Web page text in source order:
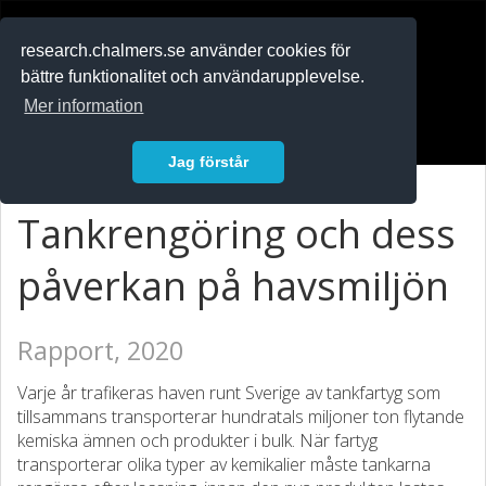
research.chalmers.se använder cookies för
bättre funktionalitet och användarupplevelse.
Mer information
Jag förstår
Tankrengöring och dess
påverkan på havsmiljön
Rapport, 2020
Varje år trafikeras haven runt Sverige av tankfartyg som
tillsammans transporterar hundratals miljoner ton flytande
kemiska ämnen och produkter i bulk. När fartyg
transporterar olika typer av kemikalier måste tankarna